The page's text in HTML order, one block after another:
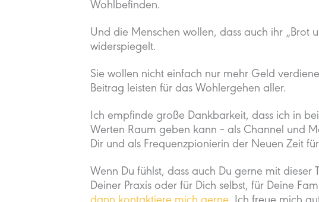
Wohlbefinden.
Und die Menschen wollen, dass auch ihr „Brot
widerspiegelt.
Sie wollen nicht einfach nur mehr Geld
Beitrag leisten für das Wohlergehen aller.
Ich empfinde große Dankbarkeit, dass ich in
Werten Raum geben kann – als Channel und
Dir und als Frequenzpionierin der Neuen Zeit
Wenn Du fühlst, dass auch Du gerne mit
Deiner Praxis oder für Dich selbst, für Deine